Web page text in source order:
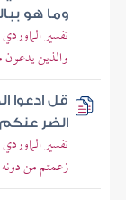
وما هو
تفسير
والذين يدعون
قل ادعوا
الضر عنكم
تفسير
زعمتم من